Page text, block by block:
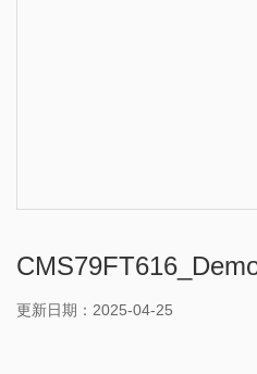
更新日期：2025-04-25